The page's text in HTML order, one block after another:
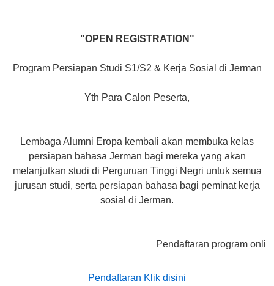
"OPEN REGISTRATION"
Program Persiapan Studi S1/S2 & Kerja Sosial di Jerman
Yth Para Calon Peserta,
Lembaga Alumni Eropa kembali akan membuka kelas
persiapan bahasa Jerman bagi mereka yang akan
melanjutkan studi di Perguruan Tinggi Negri untuk semua
jurusan studi, serta persiapan bahasa bagi peminat kerja
sosial di Jerman.
Pendaftaran program online
Pendaftaran Klik disini